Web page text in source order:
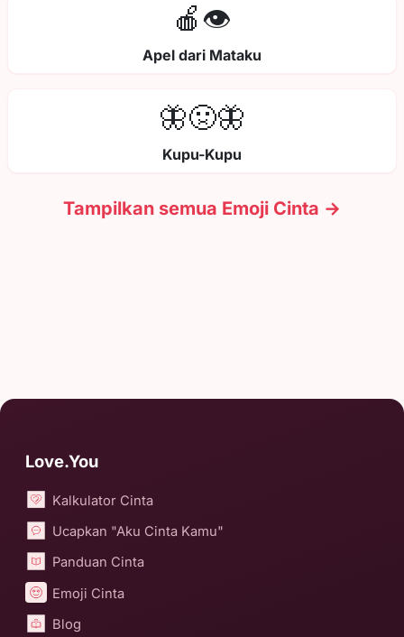
🍎👁️
Apel dari Mataku
🦋🤢🦋
Kupu-Kupu
Tampilkan semua Emoji Cinta →
Love.You
Kalkulator Cinta
Ucapkan "Aku Cinta Kamu"
Panduan Cinta
Emoji Cinta
Blog